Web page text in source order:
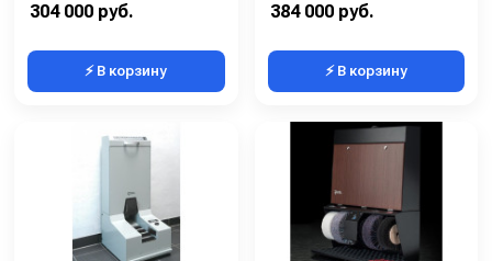
304 000 руб.
⚡ В корзину
384 000 руб.
⚡ В корзину